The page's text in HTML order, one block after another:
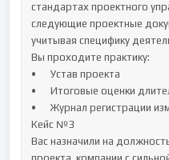
стандартах проектного
следующие проектные
учитывая специфику
Вы проходите практику:
•	Устав проекта
•	Итоговые оценки длительности операций
•	Журнал регистрации изменений
Кейс №3
Вас назначили на